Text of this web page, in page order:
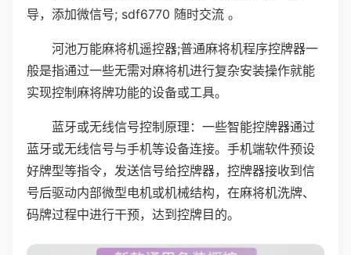
导，添加微信号; sdf6770 随时交流 。
河池万能麻将机遥控器;普通麻将机程序控牌器一
般是指通过一些无需对麻将机进行复杂安装操作就能
实现控制麻将牌功能的设备或工具。
蓝牙或无线信号控制原理：一些智能控牌器通过
蓝牙或无线信号与手机等设备连接。手机端软件预设
好牌型等指令，发送信号给控牌器，控牌器接收到信
号后驱动内部微型电机或机械结构，在麻将机洗牌、
码牌过程中进行干预，达到控牌目的。